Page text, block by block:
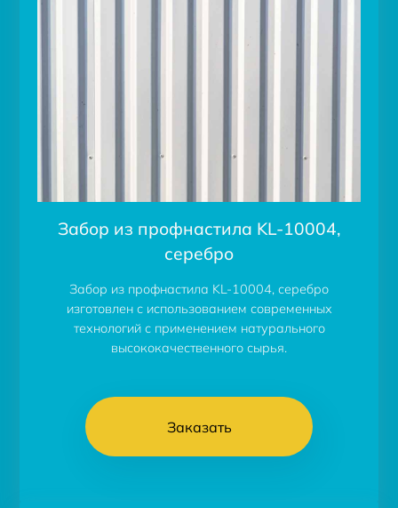
Забор из профнастила KL-10004,
серебро
Забор из профнастила KL-10004, серебро
изготовлен с использованием современных
технологий с применением натурального
высококачественного сырья.
Заказать